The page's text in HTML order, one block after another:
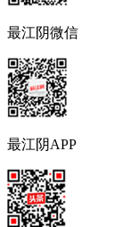
最江阴微信
最江阴APP